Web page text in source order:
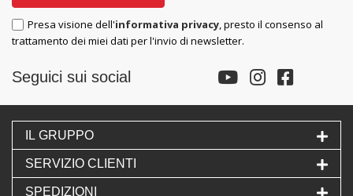
Presa visione dell'informativa privacy , presto il consenso al
trattamento dei miei dati per l'invio di newsletter.
Seguici sui social
IL GRUPPO
SERVIZIO CLIENTI
SPEDIZIONI